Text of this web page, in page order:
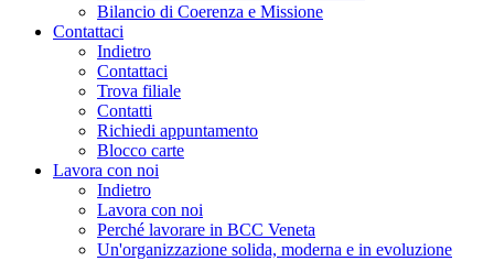
Bilancio di Coerenza e Missione
Contattaci
Indietro
Contattaci
Trova filiale
Contatti
Richiedi appuntamento
Blocco carte
Lavora con noi
Indietro
Lavora con noi
Perché lavorare in BCC Veneta
Un'organizzazione solida, moderna e in evoluzione